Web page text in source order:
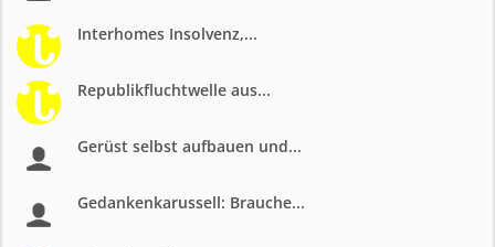
Interhomes Insolvenz,...
Republikfluchtwelle aus...
Gerüst selbst aufbauen und...
Gedankenkarussell: Brauche...